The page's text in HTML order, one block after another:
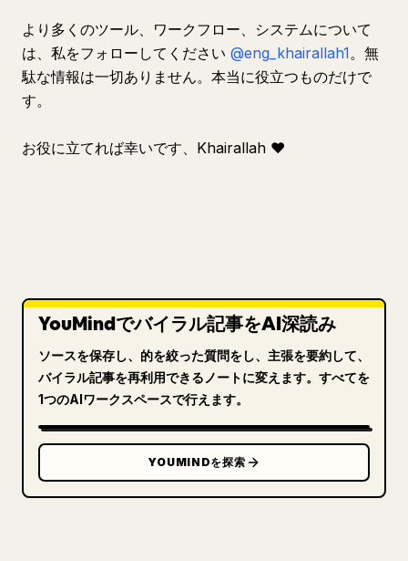
より多くのツール、ワークフロー、システムについて
は、私をフォローしてください @eng_khairallah1。無
駄な情報は一切ありません。本当に役立つものだけで
す。
お役に立てれば幸いです、Khairallah ❤️
YouMindでバイラル記事をAI深読み
ソースを保存し、的を絞った質問をし、主張を要約して、
バイラル記事を再利用できるノートに変えます。すべてを
1つのAIワークスペースで行えます。
YOUMINDを探索